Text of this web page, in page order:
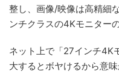
整し、画像/映像は高精細
ンチクラスの4Kモニター
ネット上で「27インチ4K
大するとボヤけるから意